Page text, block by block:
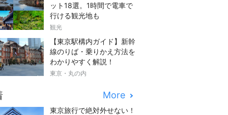
ット18選。1時間で電車で
行ける観光地も
観光
【東京駅構内ガイド】新幹
線のりば・乗りかえ方法を
わかりやすく解説！
東京・丸の内
More
東京旅行で絶対外せない！